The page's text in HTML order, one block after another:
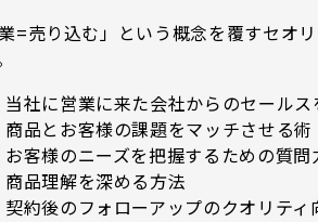
業=売り込む」という概念を覆すセオ
当社に営業に来た会社からのセール
商品とお客様の課題をマッチさせる術
お客様のニーズを把握するための質問
商品理解を深める方法
契約後のフォローアップのクオリティ